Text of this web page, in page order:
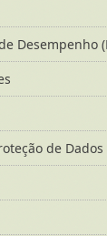
Desempenho
de Dados